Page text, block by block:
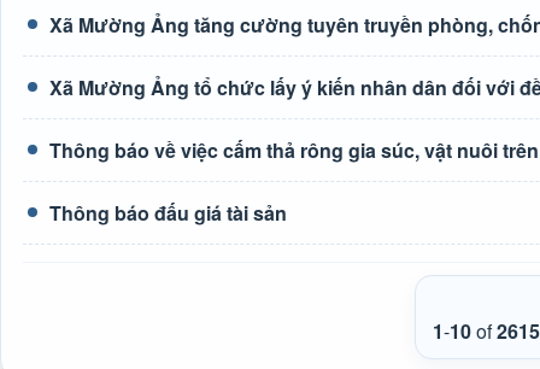
Xã Mường Ảng tăng cường tuyên truyền phòng,
Xã Mường Ảng tổ chức lấy ý kiến nhân dân đối với
Thông báo về việc cấm thả rông gia súc, vật nuôi
Thông báo đấu giá tài sản
1-10of2615